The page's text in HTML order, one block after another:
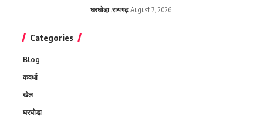
घरघोडा़ रायगढ़ August 7, 2026
Categories
Blog
कवर्धा
खेल
घरघोडा़